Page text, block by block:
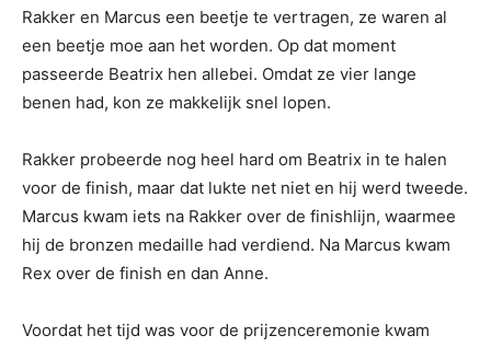
Rakker en Marcus een beetje te vertragen, ze waren al
een beetje moe aan het worden. Op dat moment
passeerde Beatrix hen allebei. Omdat ze vier lange
benen had, kon ze makkelijk snel lopen.
Rakker probeerde nog heel hard om Beatrix in te halen
voor de finish, maar dat lukte net niet en hij werd tweede.
Marcus kwam iets na Rakker over de finishlijn, waarmee
hij de bronzen medaille had verdiend. Na Marcus kwam
Rex over de finish en dan Anne.
Voordat het tijd was voor de prijzenceremonie kwam